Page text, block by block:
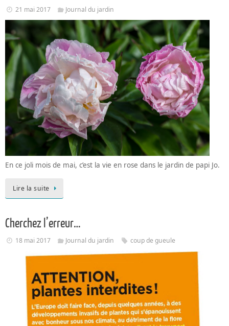
21 mai 2017 Journal du jardin
En ce joli mois de mai, c’est la vie en rose dans le jardin de papi Jo.
Lire la suite
Cherchez l’erreur…
18 mai 2017 Journal du jardin coup de gueule